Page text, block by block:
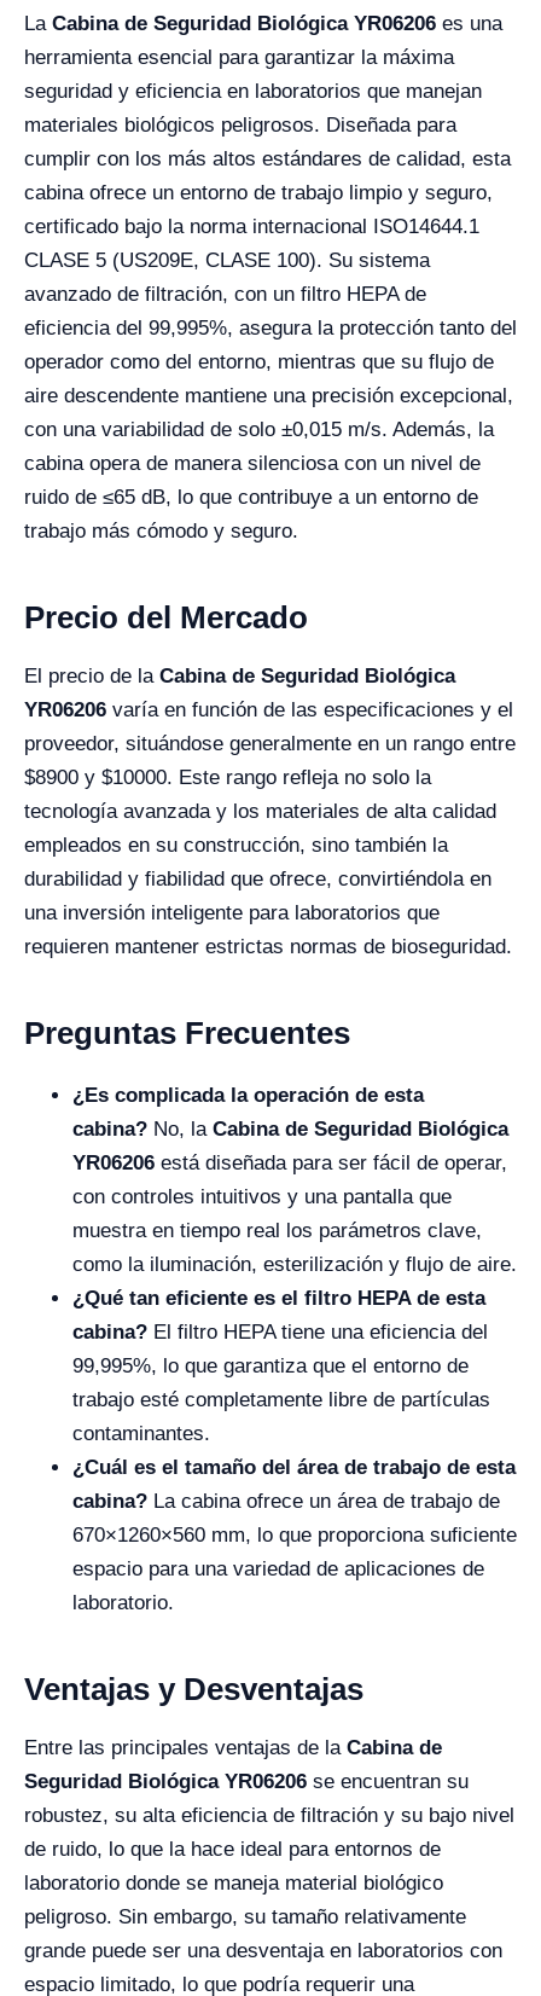
La Cabina de Seguridad Biológica YR06206 es una
herramienta esencial para garantizar la máxima
seguridad y eficiencia en laboratorios que manejan
materiales biológicos peligrosos. Diseñada para
cumplir con los más altos estándares de calidad, esta
cabina ofrece un entorno de trabajo limpio y seguro,
certificado bajo la norma internacional ISO14644.1
CLASE 5 (US209E, CLASE 100). Su sistema
avanzado de filtración, con un filtro HEPA de
eficiencia del 99,995%, asegura la protección tanto del
operador como del entorno, mientras que su flujo de
aire descendente mantiene una precisión excepcional,
con una variabilidad de solo ±0,015 m/s. Además, la
cabina opera de manera silenciosa con un nivel de
ruido de ≤65 dB, lo que contribuye a un entorno de
trabajo más cómodo y seguro.
Precio del Mercado
El precio de la Cabina de Seguridad Biológica
YR06206 varía en función de las especificaciones y el
proveedor, situándose generalmente en un rango entre
$8900 y $10000. Este rango refleja no solo la
tecnología avanzada y los materiales de alta calidad
empleados en su construcción, sino también la
durabilidad y fiabilidad que ofrece, convirtiéndola en
una inversión inteligente para laboratorios que
requieren mantener estrictas normas de bioseguridad.
Preguntas Frecuentes
¿Es complicada la operación de esta
cabina? No, la Cabina de Seguridad Biológica
YR06206 está diseñada para ser fácil de operar,
con controles intuitivos y una pantalla que
muestra en tiempo real los parámetros clave,
como la iluminación, esterilización y flujo de aire.
¿Qué tan eficiente es el filtro HEPA de esta
cabina? El filtro HEPA tiene una eficiencia del
99,995%, lo que garantiza que el entorno de
trabajo esté completamente libre de partículas
contaminantes.
¿Cuál es el tamaño del área de trabajo de esta
cabina? La cabina ofrece un área de trabajo de
670×1260×560 mm, lo que proporciona suficiente
espacio para una variedad de aplicaciones de
laboratorio.
Ventajas y Desventajas
Entre las principales ventajas de la Cabina de
Seguridad Biológica YR06206 se encuentran su
robustez, su alta eficiencia de filtración y su bajo nivel
de ruido, lo que la hace ideal para entornos de
laboratorio donde se maneja material biológico
peligroso. Sin embargo, su tamaño relativamente
grande puede ser una desventaja en laboratorios con
espacio limitado, lo que podría requerir una